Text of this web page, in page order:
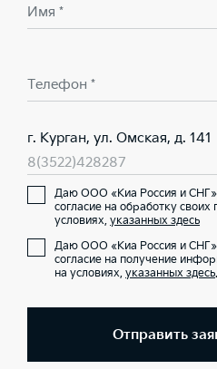
Имя *
Телефон *
г. Курган, ул. Омская, д. 141
8(3522)428287
Даю ООО «Киа Россия и
согласие на обработку
условиях, указанных здесь
Даю ООО «Киа Россия и
согласие на получение
на условиях, указанных здесь.
Отправить